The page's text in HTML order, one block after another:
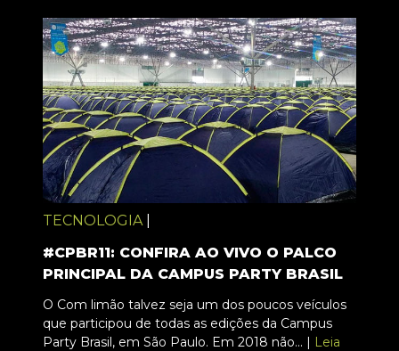
TECNOLOGIA
#CPBR11: CONFIRA AO VIVO O PALCO
PRINCIPAL DA CAMPUS PARTY BRASIL
O Com limão talvez seja um dos poucos veículos
que participou de todas as edições da Campus
Party Brasil, em São Paulo. Em 2018 não... | Leia